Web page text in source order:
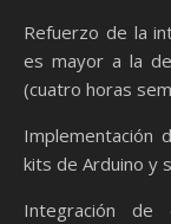
Refuerzo de la
es mayor a la
(cuatro horas
Implementación
kits de Arduino y
Integración de